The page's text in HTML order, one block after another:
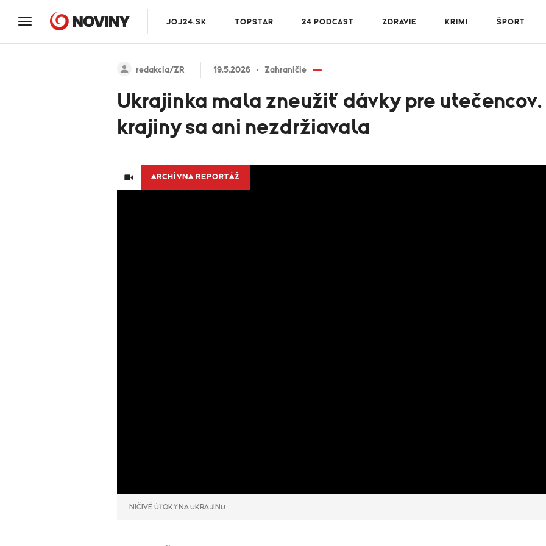
JOJ24.SK TOPSTAR 24 PODCAST ZDRAVIE KRIMI ŠPORT
redakcia/ZR 19.5.2026 Zahraničie
Ukrajinka mala zneužiť dávky pre utečencov.
krajiny sa ani nezdržiavala
ARCHÍVNA REPORTÁŽ
NIČIVÉ ÚTOKY NA UKRAJINU